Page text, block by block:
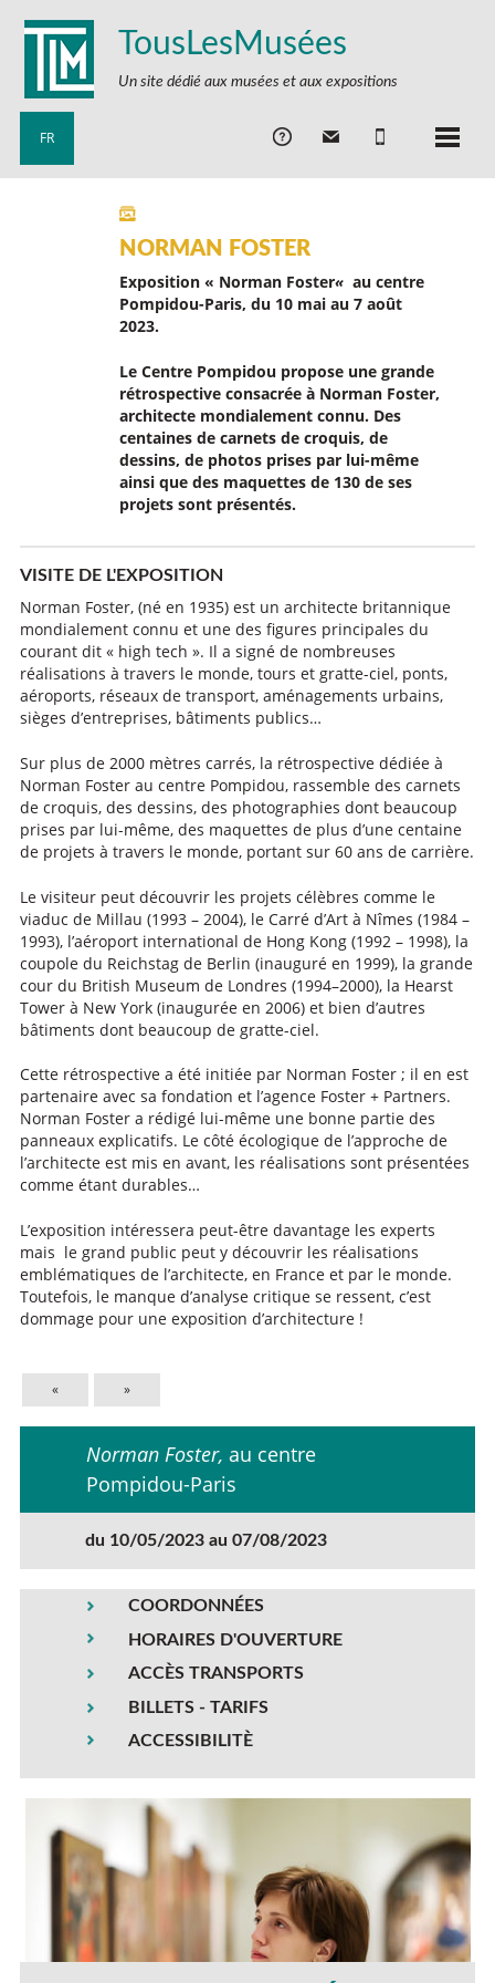
TousLesMusées
Un site dédié aux musées et aux expositions
FR
NORMAN FOSTER
Exposition « Norman Foster« au centre
Pompidou-Paris, du 10 mai au 7 août
2023.
Le Centre Pompidou propose une grande
rétrospective consacrée à Norman Foster,
architecte mondialement connu. Des
centaines de carnets de croquis, de
dessins, de photos prises par lui-même
ainsi que des maquettes de 130 de ses
projets sont présentés.
VISITE DE L'EXPOSITION
Norman Foster, (né en 1935) est un architecte britannique
mondialement connu et une des figures principales du
courant dit « high tech ». Il a signé de nombreuses
réalisations à travers le monde, tours et gratte-ciel, ponts,
aéroports, réseaux de transport, aménagements urbains,
sièges d’entreprises, bâtiments publics…
Sur plus de 2000 mètres carrés, la rétrospective dédiée à
Norman Foster au centre Pompidou, rassemble des carnets
de croquis, des dessins, des photographies dont beaucoup
prises par lui-même, des maquettes de plus d’une centaine
de projets à travers le monde, portant sur 60 ans de carrière.
Le visiteur peut découvrir les projets célèbres comme le
viaduc de Millau (1993 – 2004), le Carré d’Art à Nîmes (1984 –
1993), l’aéroport international de Hong Kong (1992 – 1998), la
coupole du Reichstag de Berlin (inauguré en 1999), la grande
cour du British Museum de Londres (1994–2000), la Hearst
Tower à New York (inaugurée en 2006) et bien d’autres
bâtiments dont beaucoup de gratte-ciel.
Cette rétrospective a été initiée par Norman Foster ; il en est
partenaire avec sa fondation et l’agence Foster + Partners.
Norman Foster a rédigé lui-même une bonne partie des
panneaux explicatifs. Le côté écologique de l’approche de
l’architecte est mis en avant, les réalisations sont présentées
comme étant durables…
L’exposition intéressera peut-être davantage les experts
mais le grand public peut y découvrir les réalisations
emblématiques de l’architecte, en France et par le monde.
Toutefois, le manque d’analyse critique se ressent, c’est
dommage pour une exposition d’architecture !
« »
Norman Foster, au centre
Pompidou-Paris
du 10/05/2023 au 07/08/2023
COORDONNÉES
HORAIRES D'OUVERTURE
ACCÈS TRANSPORTS
BILLETS - TARIFS
ACCESSIBILITÈ